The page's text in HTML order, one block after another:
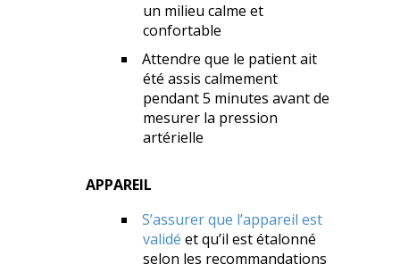
un milieu calme et
confortable
Attendre que le patient ait
été assis calmement
pendant 5 minutes avant de
mesurer la pression
artérielle
APPAREIL
S’assurer que l’appareil est
validé et qu’il est étalonné
selon les recommandations